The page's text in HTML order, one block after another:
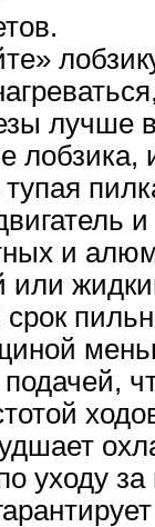
лучше
лобзика,
и
или
уходу